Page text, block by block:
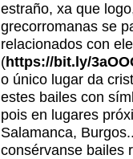
estraño, xa que
grecorromanas se
relacionados con
(https://bit.ly/
o único lugar da
estes bailes con
pois en lugares
Salamanca,
consérvanse bailes